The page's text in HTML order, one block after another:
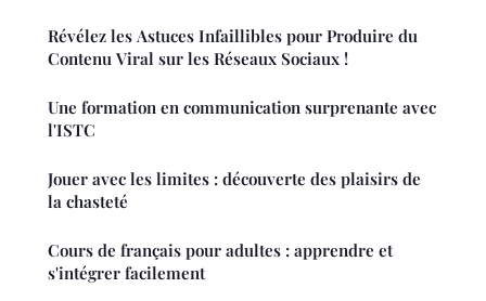
Révélez les Astuces Infaillibles pour Produire du
Contenu Viral sur les Réseaux Sociaux !
Une formation en communication surprenante avec
l'ISTC
Jouer avec les limites : découverte des plaisirs de
la chasteté
Cours de français pour adultes : apprendre et
s'intégrer facilement